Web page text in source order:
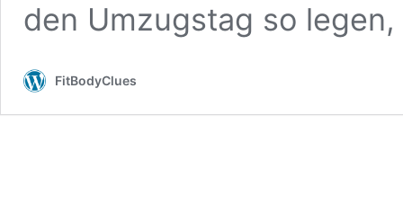
den Umzugstag so
FitBodyClues